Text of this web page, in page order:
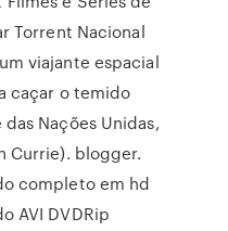
Torrent Nacional
viajante espacial
caçar o temido
Nações Unidas,
Currie). blogger.
completo em hd
AVI DVDRip